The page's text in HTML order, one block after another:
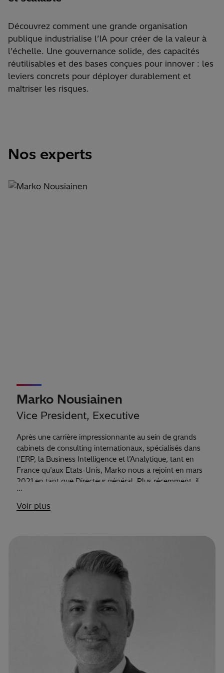
Découvrez comment une grande organisation
publique industrialise l’IA pour créer de la valeur à
l’échelle. Une gouvernance solide, des capacités
réutilisables et des bases conçues pour innover : les
leviers concrets pour déployer durablement et
maîtriser les risques.
Nos experts
Marko Nousiainen
Vice President, Executive
Après une carrière impressionnante au sein de grands
cabinets de consulting internationaux, spécialisés dans
l’ERP, la Business Intelligence et l’Analytique, tant en
France qu’aux Etats-Unis, Marko nous a rejoint en mars
2021 en tant que Directeur général. Plus récemment, il
était Managing Partner chez Gartner auprès de clients
des secteurs Retail, CPG et Luxe.
…
Voir plus